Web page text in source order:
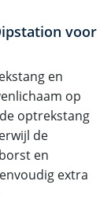
voor
en
op
optrekstang
de
en
extra